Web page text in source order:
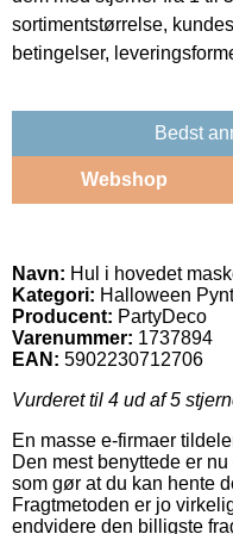
sortimentstørrelse,
betingelser,
Bedst
Webshop
Navn: Hul i hovedet
Kategori: Halloween Pynt
Producent: PartyDeco
Varenummer: 1737894
EAN: 5902230712706
Vurderet til 4 ud af 5
En masse e-firmaer
Den mest benyttede er
som gør at du kan hente
Fragtmetoden er jo
endvidere den billigste